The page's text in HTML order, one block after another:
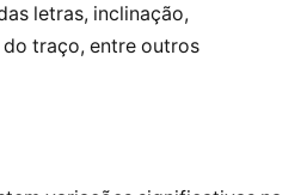
letras, inclinação,
traço, entre outros